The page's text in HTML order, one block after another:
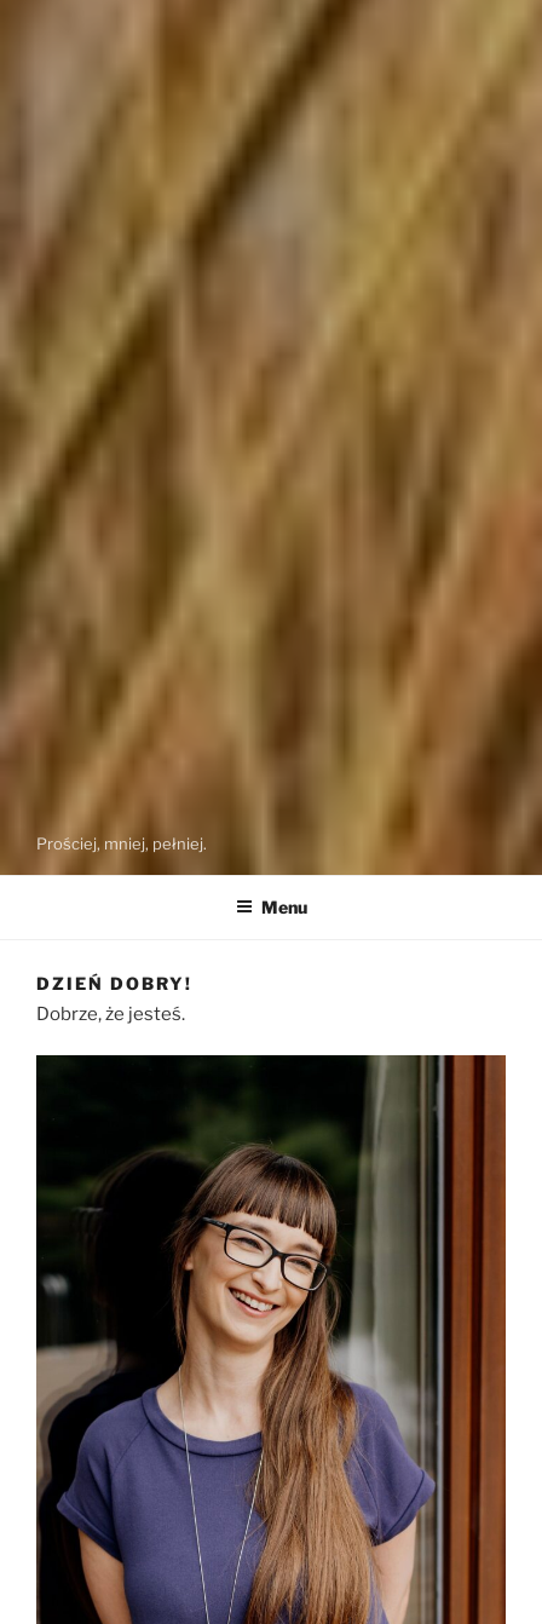
Prościej, mniej, pełniej.
Menu
DZIEŃ DOBRY!
Dobrze, że jesteś.